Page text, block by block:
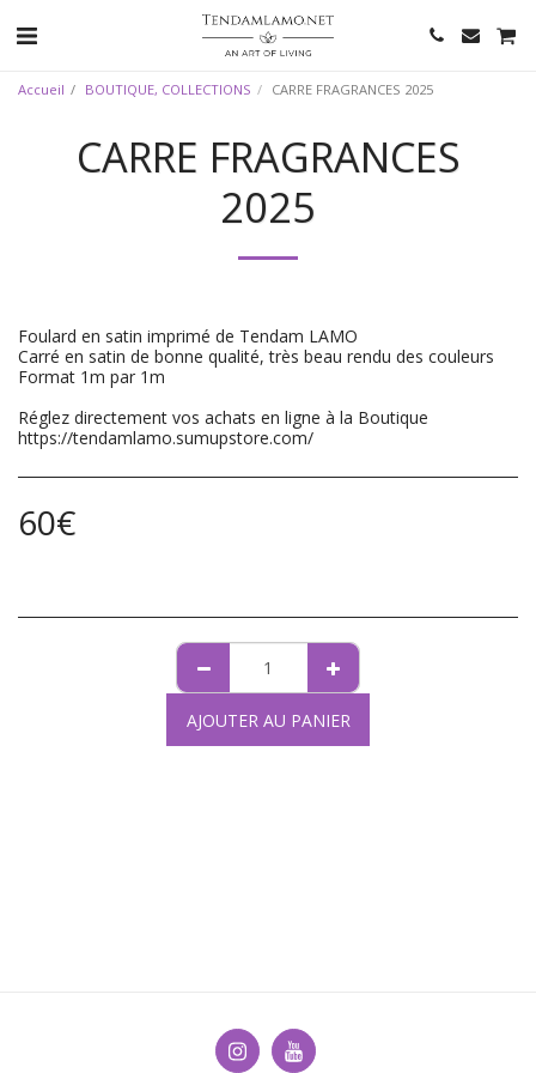
Accueil BOUTIQUE, COLLECTIONS CARRE FRAGRANCES 2025
CARRE FRAGRANCES
2025
Foulard en satin imprimé de Tendam LAMO
Carré en satin de bonne qualité, très beau rendu des couleurs
Format 1m par 1m
Réglez directement vos achats en ligne à la Boutique
https://tendamlamo.sumupstore.com/
60€
AJOUTER AU PANIER